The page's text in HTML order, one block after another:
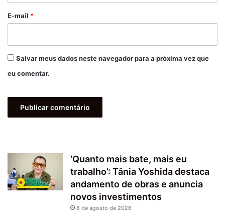
*
E-mail *
Salvar meus dados neste navegador para a próxima vez que
eu comentar.
‘Quanto mais bate, mais eu
trabalho’: Tânia Yoshida destaca
andamento de obras e anuncia
novos investimentos
8 de agosto de 2026